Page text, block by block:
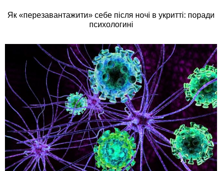
Як «перезавантажити» себе після ночі в укритті: поради
психологині